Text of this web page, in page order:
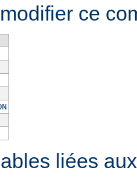
ce
liées